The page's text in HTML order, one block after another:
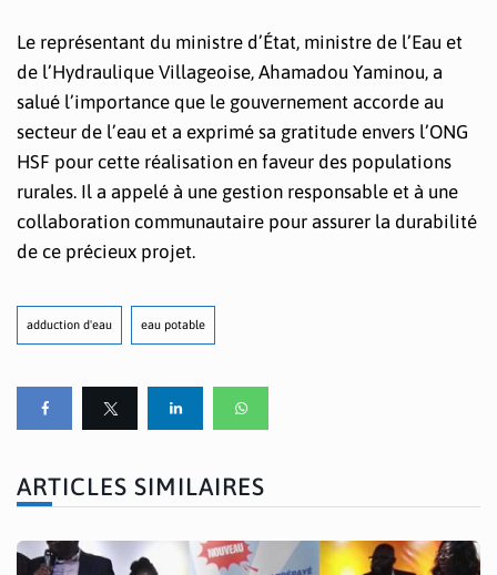
Le représentant du ministre d’État, ministre de l’Eau et
de l’Hydraulique Villageoise, Ahamadou Yaminou, a
salué l’importance que le gouvernement accorde au
secteur de l’eau et a exprimé sa gratitude envers l’ONG
HSF pour cette réalisation en faveur des populations
rurales. Il a appelé à une gestion responsable et à une
collaboration communautaire pour assurer la durabilité
de ce précieux projet.
adduction d'eau eau potable
ARTICLES SIMILAIRES